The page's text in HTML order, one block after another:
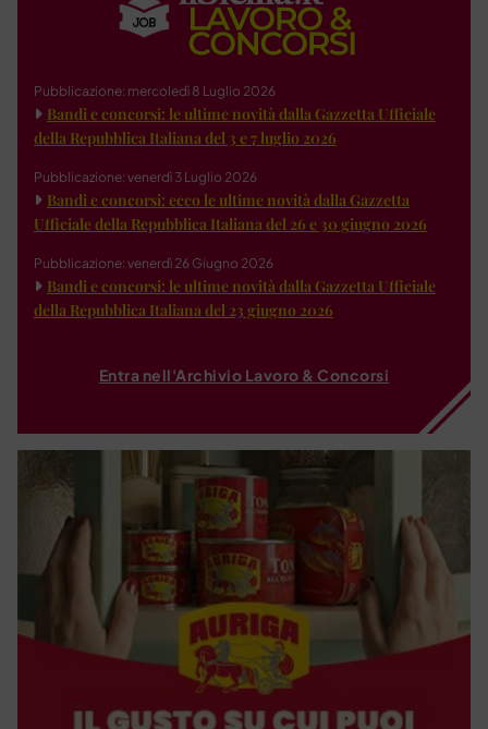
Pubblicazione: mercoledì 8 Luglio 2026
Bandi e concorsi: le ultime novità dalla Gazzetta Ufficiale
della Repubblica Italiana del 3 e 7 luglio 2026
Pubblicazione: venerdì 3 Luglio 2026
Bandi e concorsi: ecco le ultime novità dalla Gazzetta
Ufficiale della Repubblica Italiana del 26 e 30 giugno 2026
Pubblicazione: venerdì 26 Giugno 2026
Bandi e concorsi: le ultime novità dalla Gazzetta Ufficiale
della Repubblica Italiana del 23 giugno 2026
Entra nell'Archivio Lavoro & Concorsi